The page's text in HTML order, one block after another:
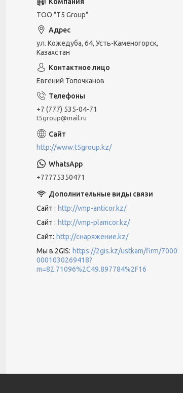
ТОО "T5 Group"
ул. Кожедуба, 64, Усть-Каменогорск,
Казахстан
Евгений Топочканов
+7 (777) 535-04-71
t5group@mail.ru
http://www.t5group.kz/
+77775350471
Сайт
http://vmp-anticor.kz/
Сайт
http://vmp-plamcor.kz/
Сайт
http://снаряжение.kz/
Мы в 2GIS
https://2gis.kz/ustkam/firm/7000
0001030269418?
m=82.71096%2C49.897784%2F16